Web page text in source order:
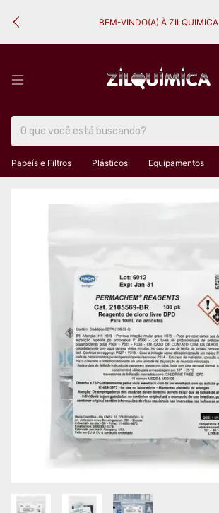
BEM-VINDO(A) À ZILQUIMICA
Papeís e Filtros Plásticos Equipamentos